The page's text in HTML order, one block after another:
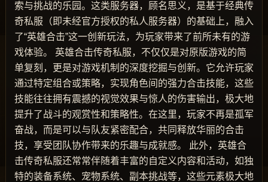
索与挑战的乐园。这类服务器，顾名思义，是基于经典传
奇私服（即未经官方授权的私人服务器）的基础上，融入
了“英雄合击”这一创新玩法，为玩家带来了前所未有的游
戏体验。 英雄合击传奇私服，不仅仅是对原版游戏的简
单复刻，更是对游戏机制的深度挖掘与创新。它允许玩家
通过特定组合或策略，实现角色间的强力合击技能，这些
技能往往拥有震撼的视觉效果与惊人的伤害输出，极大地
提升了战斗的观赏性和策略性。在这里，玩家不再是孤军
奋战，而是可以与队友紧密配合，共同释放华丽的合击
技，享受团队协作带来的乐趣与成就感。 此外，英雄合
击传奇私服还常常伴随着丰富的自定义内容和活动，如独
特的装备系统、宠物系统、副本挑战等，这些元素极大地